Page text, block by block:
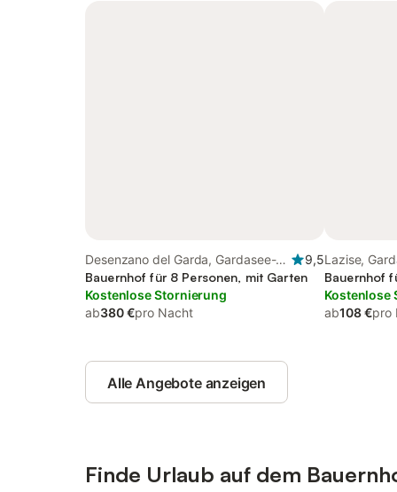
Desenzano del Garda, Gardasee-
Berge
9,5
Bauernhof für 8 Personen, mit Garten
Kostenlose Stornierung
ab380 €pro Nacht
Lazise,
Bauernhof
Kostenlose
ab108 €pro
Alle Angebote anzeigen
Finde Urlaub auf dem